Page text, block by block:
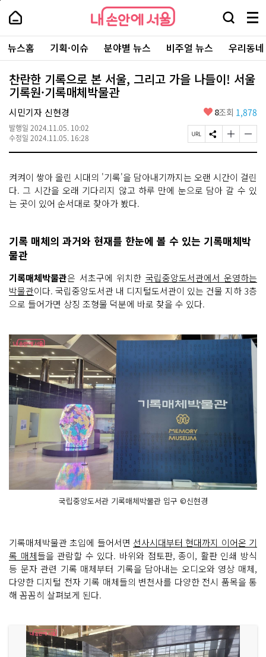
본
로
가
내
손
안
에
서
울
-
서
울
시
대
표
소
통
포
내
손
에
울
검
창
열
기
메
뉴
전
체
보
기
주
요
서
뉴스홈 기획·이슈 분야별 뉴스 비주얼 뉴스 우리동
찬란한 기록으로 본 서울, 그리고 가을 나들이! 서울
기록원·기록매체박물관
시민기자 신현경
발행일 2024.11.05. 10:02
수정일 2024.11.05. 16:28
좋
요
8조회 1,878
페
이
R
L
복
S
N
유
하
기
글
자
크
게
변
글
자
작
게
변
켜켜이 쌓아 올린 시대의 '기록'을 담아내기까지는 오랜 시간이 걸린
다. 그 시간을 오래 기다리지 않고 하루 만에 눈으로 담아 갈 수 있
는 곳이 있어 순서대로 찾아가 봤다.
기록 매체의 과거와 현재를 한눈에 볼 수 있는 기록매체박
물관
기록매체박물관은 서초구에 위치한 국립중앙도서관에서 운영하는
박물관이다. 국립중앙도서관 내 디지털도서관이 있는 건물 지하 3층
으로 들어가면 상징 조형물 덕분에 바로 찾을 수 있다.
국립중앙도서관 기록매체박물관 입구 ©신현경
기록매체박물관 초입에 들어서면 선사시대부터 현대까지 이어온 기
록 매체들을 관람할 수 있다. 바위와 점토판, 종이, 활판 인쇄 방식
등 문자 관련 기록 매체부터 기록을 담아내는 오디오와 영상 매체,
다양한 디지털 전자 기록 매체들의 변천사를 다양한 전시 품목을 통
해 꼼꼼히 살펴보게 된다.
페
상
단
로